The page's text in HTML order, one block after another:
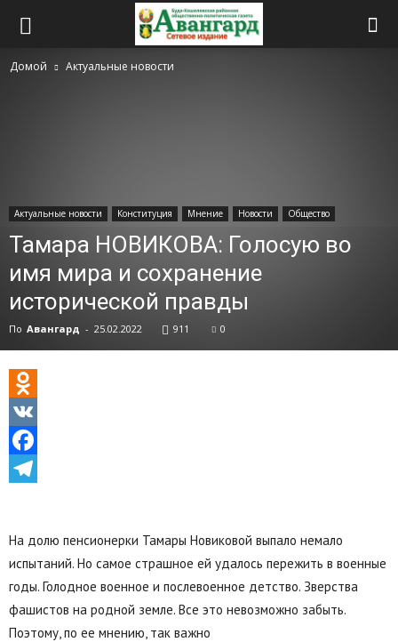
Домой Актуальные новости
Актуальные новости Конституция Мнение Новости Общество
Тамара НОВИКОВА: Голосую во
имя мира и сохранение
исторической правды
По Авангард - 25.02.2022 911 0
Odnoklassniki
VK
Facebook
На долю пенсионерки Тамары Новиковой выпало немало
испытаний. Но самое страшное ей удалось пережить в военные
годы. Голодное военное и послевоенное детство. Зверства
фашистов на родной земле. Все это невозможно забыть.
Поэтому, по ее мнению, так важно